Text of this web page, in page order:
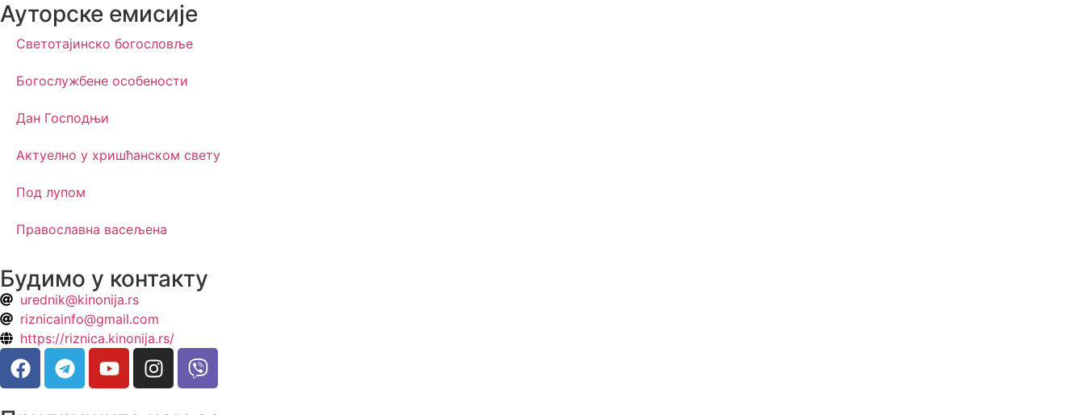
Ауторске емисије
Светотајинско богословље
Богослужбене особености
Дан Господњи
Актуелно у хришћанском свету
Под лупом
Православна васељена
Будимо у контакту
urednik@kinonija.rs
riznicainfo@gmail.com
https://riznica.kinonija.rs/